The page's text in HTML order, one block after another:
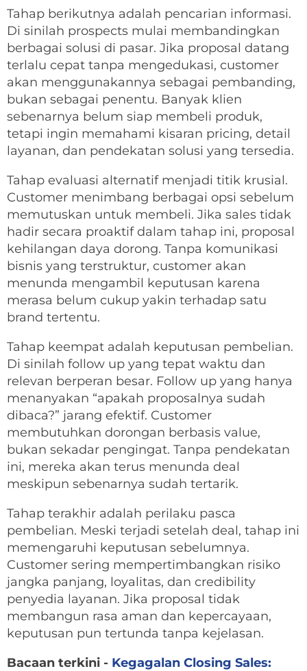
Tahap berikutnya adalah pencarian informasi.
Di sinilah prospects mulai membandingkan
berbagai solusi di pasar. Jika proposal datang
terlalu cepat tanpa mengedukasi, customer
akan menggunakannya sebagai pembanding,
bukan sebagai penentu. Banyak klien
sebenarnya belum siap membeli produk,
tetapi ingin memahami kisaran pricing, detail
layanan, dan pendekatan solusi yang tersedia.
Tahap evaluasi alternatif menjadi titik krusial.
Customer menimbang berbagai opsi sebelum
memutuskan untuk membeli. Jika sales tidak
hadir secara proaktif dalam tahap ini, proposal
kehilangan daya dorong. Tanpa komunikasi
bisnis yang terstruktur, customer akan
menunda mengambil keputusan karena
merasa belum cukup yakin terhadap satu
brand tertentu.
Tahap keempat adalah keputusan pembelian.
Di sinilah follow up yang tepat waktu dan
relevan berperan besar. Follow up yang hanya
menanyakan “apakah proposalnya sudah
dibaca?” jarang efektif. Customer
membutuhkan dorongan berbasis value,
bukan sekadar pengingat. Tanpa pendekatan
ini, mereka akan terus menunda deal
meskipun sebenarnya sudah tertarik.
Tahap terakhir adalah perilaku pasca
pembelian. Meski terjadi setelah deal, tahap ini
memengaruhi keputusan sebelumnya.
Customer sering mempertimbangkan risiko
jangka panjang, loyalitas, dan credibility
penyedia layanan. Jika proposal tidak
membangun rasa aman dan kepercayaan,
keputusan pun tertunda tanpa kejelasan.
Bacaan terkini - Kegagalan Closing Sales: